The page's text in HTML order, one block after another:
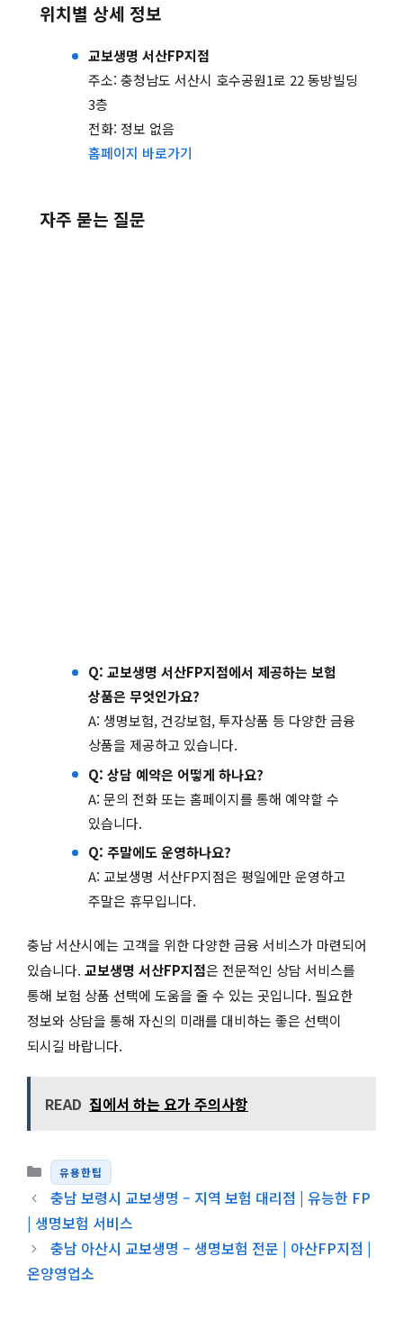
위치별 상세 정보
교보생명 서산FP지점
주소: 충청남도 서산시 호수공원1로 22 동방빌딩
3층
전화: 정보 없음
홈페이지 바로가기
자주 묻는 질문
Q: 교보생명 서산FP지점에서 제공하는 보험
상품은 무엇인가요?
A: 생명보험, 건강보험, 투자상품 등 다양한 금융
상품을 제공하고 있습니다.
Q: 상담 예약은 어떻게 하나요?
A: 문의 전화 또는 홈페이지를 통해 예약할 수
있습니다.
Q: 주말에도 운영하나요?
A: 교보생명 서산FP지점은 평일에만 운영하고
주말은 휴무입니다.
충남 서산시에는 고객을 위한 다양한 금융 서비스가 마련되어
있습니다. 교보생명 서산FP지점은 전문적인 상담 서비스를
통해 보험 상품 선택에 도움을 줄 수 있는 곳입니다. 필요한
정보와 상담을 통해 자신의 미래를 대비하는 좋은 선택이
되시길 바랍니다.
READ 집에서 하는 요가 주의사항
카테고리
유용한팁
충남 보령시 교보생명 – 지역 보험 대리점 | 유능한 FP
| 생명보험 서비스
충남 아산시 교보생명 – 생명보험 전문 | 아산FP지점 |
온양영업소